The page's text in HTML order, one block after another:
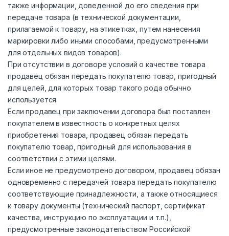
также информации, доведенной до его сведения при
передаче товара (в технической документации,
прилагаемой к товару, на этикетках, путем нанесения
маркировки либо иными способами, предусмотренными
для отдельных видов товаров).
При отсутствии в договоре условий о качестве товара
продавец обязан передать покупателю товар, пригодный
для целей, для которых товар такого рода обычно
используется.
Если продавец при заключении договора был поставлен
покупателем в известность о конкретных целях
приобретения товара, продавец обязан передать
покупателю товар, пригодный для использования в
соответствии с этими целями.
Если иное не предусмотрено договором, продавец обязан
одновременно с передачей товара передать покупателю
соответствующие принадлежности, а также относящиеся
к товару документы (технический паспорт, сертификат
качества, инструкцию по эксплуатации и т.п.),
предусмотренные законодательством Российской